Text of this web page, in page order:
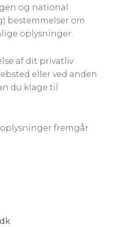
og national
bestemmelser om
oplysninger.
af dit privatliv
eller ved anden
du klage til
fremgår